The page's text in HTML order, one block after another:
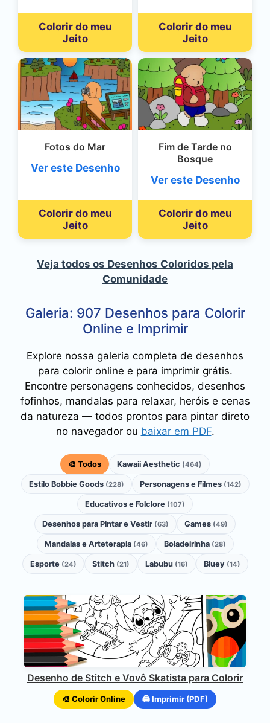
Colorir do meu
Jeito
Colorir do meu
Jeito
Fotos do Mar
Ver este Desenho
Colorir do meu
Jeito
Fim de Tarde no
Bosque
Ver este Desenho
Colorir do meu
Jeito
Veja todos os Desenhos Coloridos pela
Comunidade
Galeria: 907 Desenhos para Colorir
Online e Imprimir
Explore nossa galeria completa de desenhos
para colorir online e para imprimir grátis.
Encontre personagens conhecidos, desenhos
fofinhos, mandalas para relaxar, heróis e cenas
da natureza — todos prontos para pintar direto
no navegador ou baixar em PDF.
🎨 Todos Kawaii Aesthetic (464)
Estilo Bobbie Goods (228) Personagens e Filmes (142)
Educativos e Folclore (107)
Desenhos para Pintar e Vestir (63) Games (49)
Mandalas e Arteterapia (46) Boiadeirinha (28)
Esporte (24) Stitch (21) Labubu (16) Bluey (14)
Desenho de Stitch e Vovô Skatista para Colorir
🎨 Colorir Online 🖨️ Imprimir (PDF)